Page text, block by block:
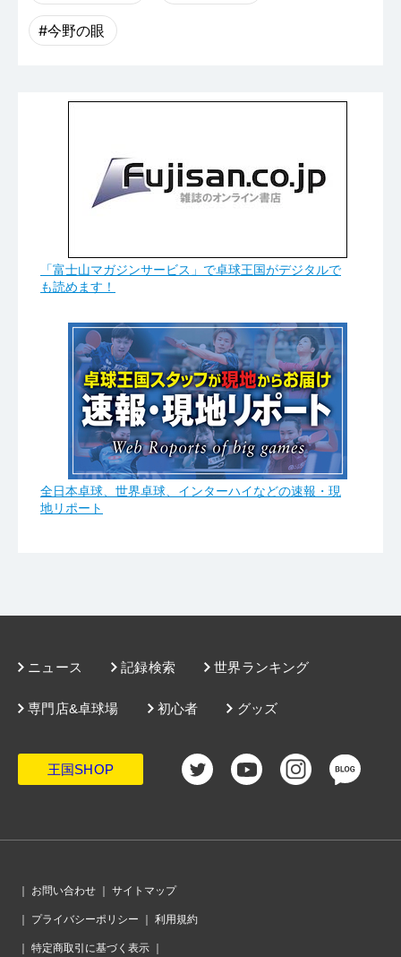
#今野の眼
「富士山マガジンサービス」で卓球王国がデジタルで
も読めます！
全日本卓球、世界卓球、インターハイなどの速報・現
地リポート
ニュース 記録検索 世界ランキング
グッズ
専門店&卓球場 初心者
王国SHOP
｜ お問い合わせ ｜ サイトマップ
｜ プライバシーポリシー ｜ 利用規約
｜ 特定商取引に基づく表示 ｜